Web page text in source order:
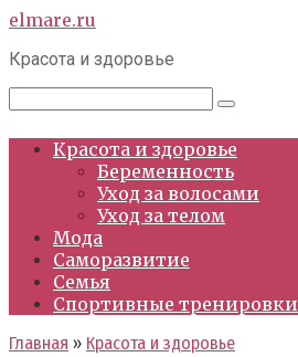
Перейти
контенту
elmare.ru
Красота и здоровье
Красота и здоровье
Беременность
Уход за волосами
Уход за телом
Мода
Саморазвитие
Семья
Спортивные тренировки
Главная » Красота и здоровье